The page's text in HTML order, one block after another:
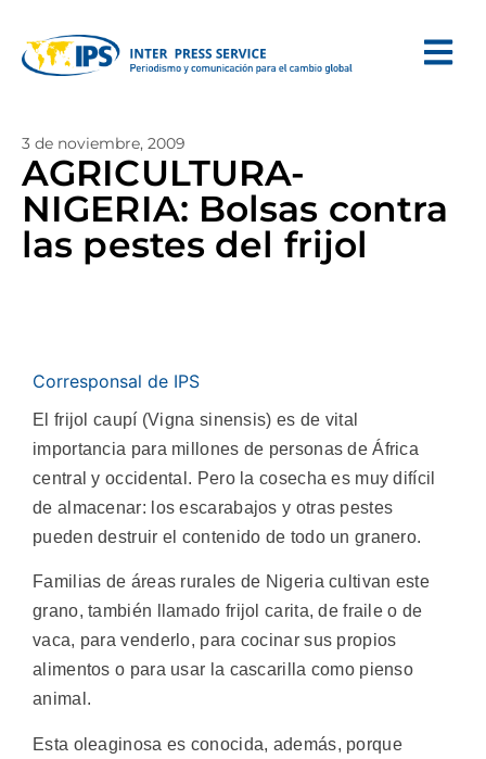
3 de noviembre, 2009
AGRICULTURA-
NIGERIA: Bolsas contra
las pestes del frijol
Corresponsal de IPS
El frijol caupí (Vigna sinensis) es de vital
importancia para millones de personas de África
central y occidental. Pero la cosecha es muy difícil
de almacenar: los escarabajos y otras pestes
pueden destruir el contenido de todo un granero.
Familias de áreas rurales de Nigeria cultivan este
grano, también llamado frijol carita, de fraile o de
vaca, para venderlo, para cocinar sus propios
alimentos o para usar la cascarilla como pienso
animal.
Esta oleaginosa es conocida, además, porque